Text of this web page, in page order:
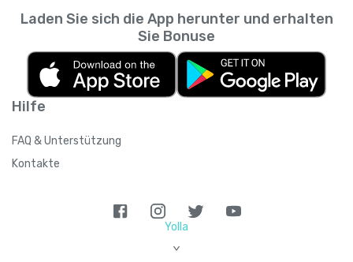
Hilfe
FAQ & Unterstützung
Kontakte
Laden Sie sich die App herunter und erhalten
Sie Bonuse
Yolla
>